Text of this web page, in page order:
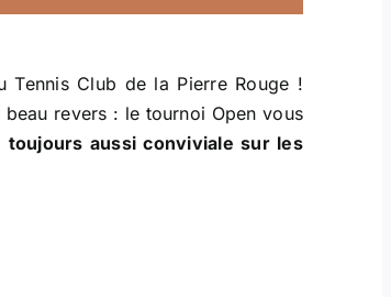
Tennis Club de la Pierre Rouge !
revers : le tournoi Open vous
toujours aussi conviviale sur les